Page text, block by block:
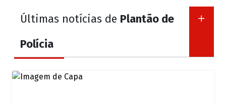
Últimas notícias de Plantão de
Polícia